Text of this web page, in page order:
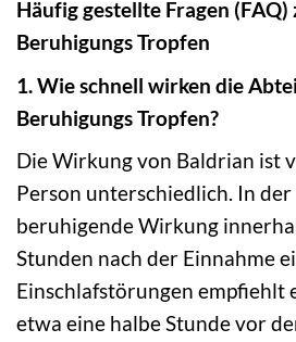
Häufig gestellte Fragen
Beruhigungs Tropfen
1. Wie schnell wirken die
Beruhigungs Tropfen?
Die Wirkung von Baldrian ist
Person unterschiedlich. In
beruhigende Wirkung
Stunden nach der Einnahme
Einschlafstörungen empfiehlt
etwa eine halbe Stunde vor